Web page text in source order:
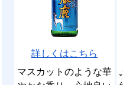
詳しくはこちら
マスカットのような華